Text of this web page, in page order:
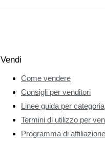
Vendi
Come vendere
Consigli per venditori
Linee guida per categoria
Termini di utilizzo per
Programma di affiliazione